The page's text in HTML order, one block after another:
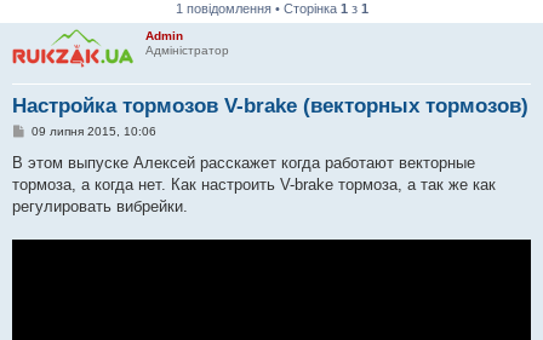
1 повідомлення • Сторінка 1 з 1
Admin
Адміністратор
Настройка тормозов V-brake (векторных тормозов)
П
в
д
о
09 липня 2015, 10:06
В этом выпуске Алексей расскажет когда работают векторные
тормоза, а когда нет. Как настроить V-brake тормоза, а так же как
регулировать вибрейки.